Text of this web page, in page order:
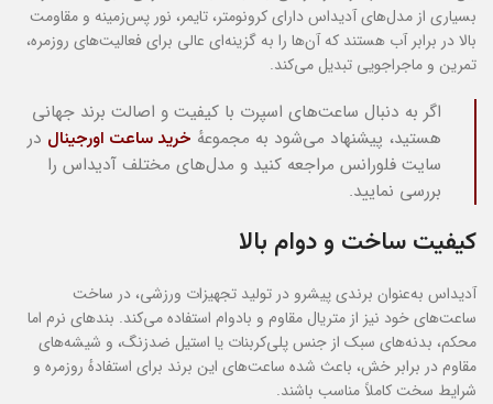
بسیاری از مدل‌های آدیداس دارای کرونومتر، تایمر، نور پس‌زمینه و مقاومت
بالا در برابر آب هستند که آن‌ها را به گزینه‌ای عالی برای فعالیت‌های روزمره،
تمرین و ماجراجویی تبدیل می‌کند.
اگر به دنبال ساعت‌های اسپرت با کیفیت و اصالت برند جهانی
هستید، پیشنهاد می‌شود به مجموعهٔ خرید ساعت اورجینال در
سایت فلورانس مراجعه کنید و مدل‌های مختلف آدیداس را
بررسی نمایید.
کیفیت ساخت و دوام بالا
آدیداس به‌عنوان برندی پیشرو در تولید تجهیزات ورزشی، در ساخت
ساعت‌های خود نیز از متریال مقاوم و بادوام استفاده می‌کند. بندهای نرم اما
محکم، بدنه‌های سبک از جنس پلی‌کربنات یا استیل ضدزنگ، و شیشه‌های
مقاوم در برابر خش، باعث شده ساعت‌های این برند برای استفادهٔ روزمره و
شرایط سخت کاملاً مناسب باشند.